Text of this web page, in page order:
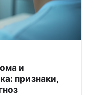
и
признаки,